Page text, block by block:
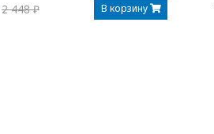
2 448 ₽ В корзину